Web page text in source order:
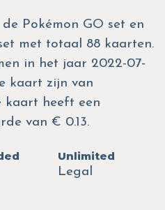
Pokémon GO set en
met totaal 88 kaarten.
in het jaar 2022-07-
kaart zijn van
kaart heeft een
van € 0.13.
Unlimited
Legal